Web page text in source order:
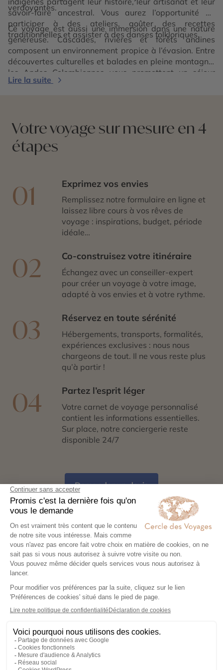
verdoyantes.
savoir-faire ancestral. Vous aurez l’opportunité de
participer à des ateliers, goûter des recettes
traditionnelles et assister à des danses folkloriques.
Ce voyage est aussi une immersion dans une nature
généreuse. Cascades, rivières et forêts andines
composent un environnement propice à l’évasion. Entre
découvertes culturelles et balades en pleine montagne,
les Andes Colombiennes vous promettent un séjour
inoubliable et ressourçant.
Lire la suite
Votre voyage sur mesure en 4
étapes
01 Exprimez vos envies
Remplissez notre formulaire en ligne et
laissez libre cours à vos rêves de
voyage : inspirations, budget, période
idéale…
02 Co-construisez votre itinéraire
Échangez avec un conseiller-expert
pour créer un voyage à votre image,
adapté à vos envies et à votre rythme.
03 Réservez en toute sérénité
Hébergements, transports, formalités,
expériences exclusives : nous nous
chargeons de tout. Il ne vous reste plus
qu’à partir !
04 Partez l’esprit léger
Votre carnet de voyage personnalisé
contient les informations essentielles.
Sur place, notre conciergerie reste
disponible 24/7
Demander un devis
Ces destinations pourraient
aussi vous plaire